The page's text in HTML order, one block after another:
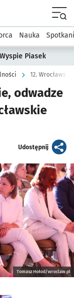
Strategia
Nauka
Piasek
12.
odwadze
Udostępnijartykuł
Tomasz Hołod/wroclaw.pl